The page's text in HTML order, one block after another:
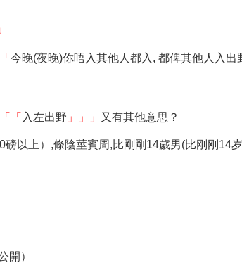
今晚(夜晚)你唔入其他人都入, 都俾其他人入
「 入左出野 」」」 又有其他意思？
以上）,條陰莖賓周,比剛剛14歲男(比刚刚14
開）